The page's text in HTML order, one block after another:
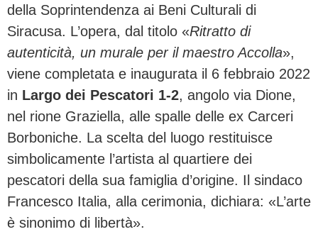
della Soprintendenza ai Beni Culturali di
Siracusa. L’opera, dal titolo «Ritratto di
autenticità, un murale per il maestro Accolla»,
viene completata e inaugurata il 6 febbraio 2022
in Largo dei Pescatori 1-2, angolo via Dione,
nel rione Graziella, alle spalle delle ex Carceri
Borboniche. La scelta del luogo restituisce
simbolicamente l’artista al quartiere dei
pescatori della sua famiglia d’origine. Il sindaco
Francesco Italia, alla cerimonia, dichiara: «L’arte
è sinonimo di libertà».